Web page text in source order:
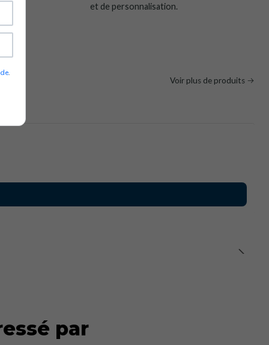
et de personnalisation.
Voir plus de produits
par
.